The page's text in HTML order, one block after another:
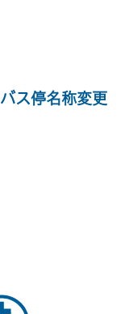
ス停名称変更